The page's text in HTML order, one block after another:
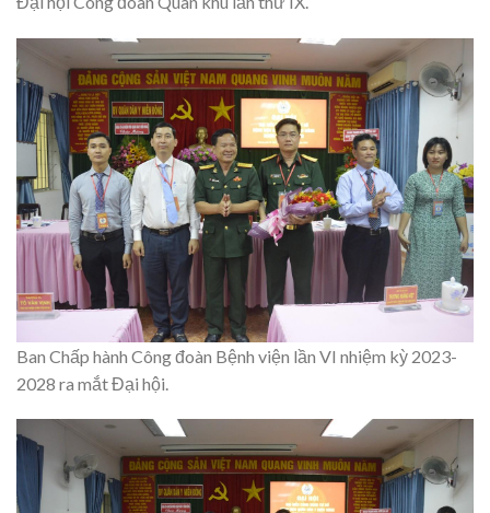
Ban Chấp hành Công đoàn Bệnh viện lần VI nhiệm kỳ 2023-
2028 ra mắt Đại hội.